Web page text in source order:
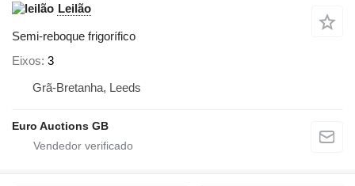
Leilão
Semi-reboque frigorífico
Eixos 3
Grã-Bretanha, Leeds
Euro Auctions GB